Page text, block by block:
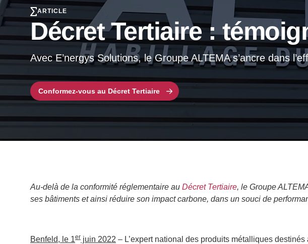
ARTICLE
Décret Tertiaire :
Avec E’nergys Solutions, le Groupe ALTEMA s’ancre dans
Conformez-vous au Décret Tertiaire
Au-delà de la conformité réglementaire au Décret Tertiaire, le Groupe
ses bâtiments et ainsi réduire son impact carbone, dans un souci de
Benfeld, le 1er juin 2022 – L’expert national des produits métalliques